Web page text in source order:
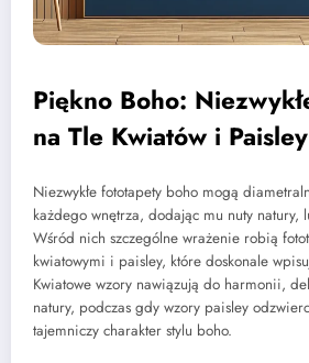
Piękno Boho:
na Tle Kwiatów i Paisley
Niezwykłe fototapety boho mogą
każdego wnętrza, dodając mu nuty natury,
Wśród nich szczególne wrażenie robią
kwiatowymi i paisley, które doskonale
Kwiatowe wzory nawiązują do harmonii,
natury, podczas gdy wzory paisley
tajemniczy charakter stylu boho.